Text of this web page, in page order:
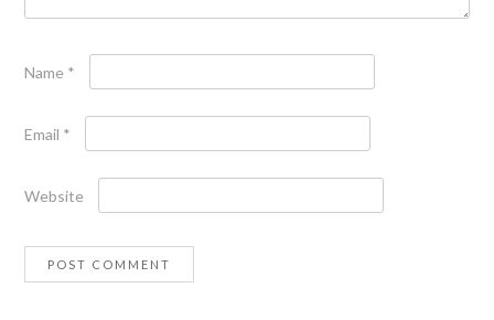
Name *
Email *
Website